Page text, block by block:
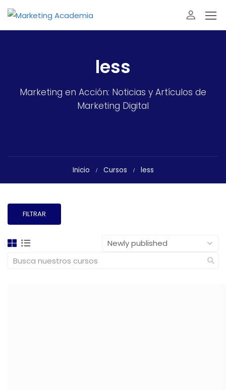
less
Marketing en Acción: Noticias y Artículos de
Marketing Digital
Inicio Cursos less
FILTRAR